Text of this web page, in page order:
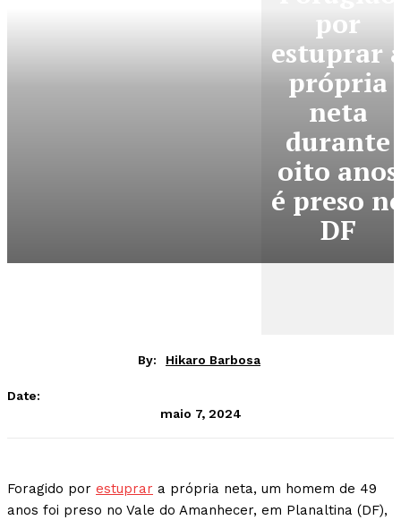
por
estuprar
própria
neta
durante
oito anos
é preso
DF
By: Hikaro Barbosa
Date:
maio 7, 2024
Foragido por estuprar a própria neta, um homem de 49
anos foi preso no Vale do Amanhecer, em Planaltina (DF),